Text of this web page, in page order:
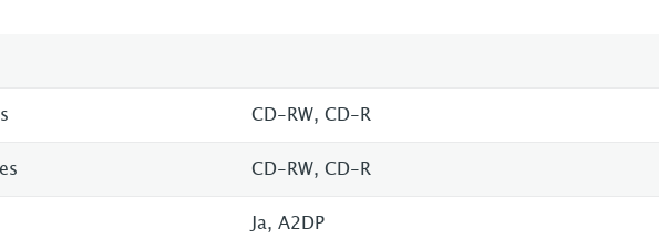
CD-RW, CD-R
CD-RW, CD-R
Ja, A2DP